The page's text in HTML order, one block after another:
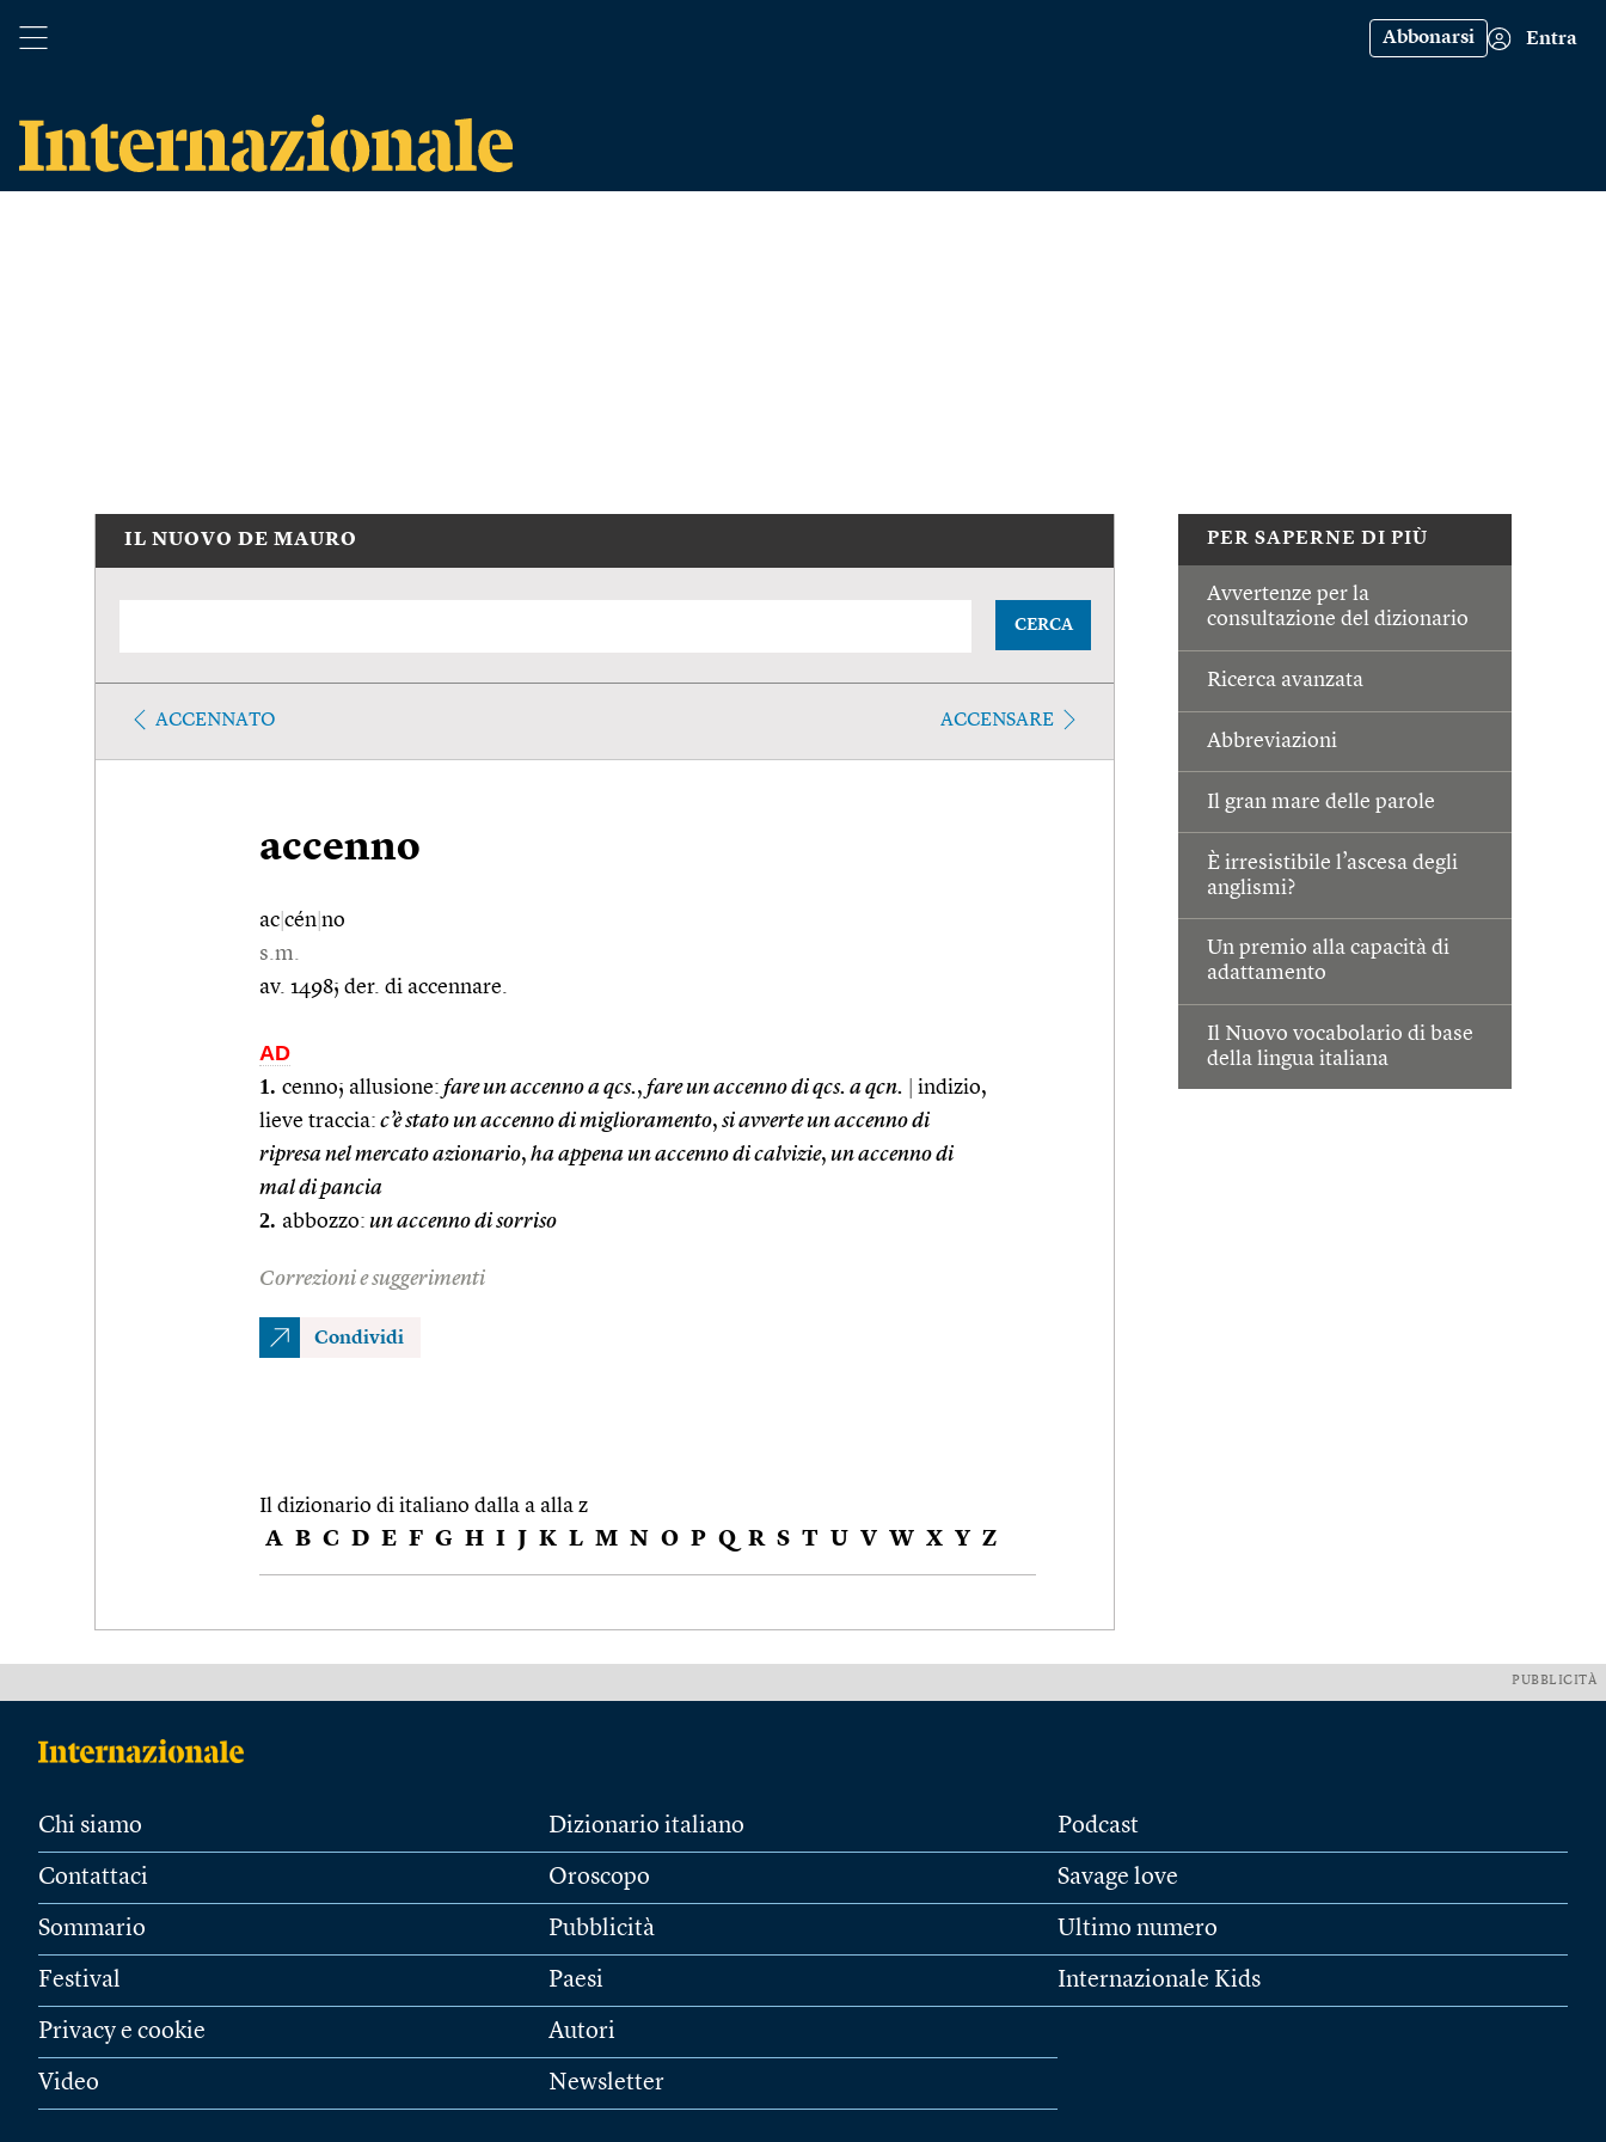
Abbonarsi Entra
PER SAPERNE DI PIÙ
Avvertenze per la
consultazione del dizionario
Ricerca avanzata
Abbreviazioni
Il gran mare delle parole
È irresistibile l’ascesa degli
anglismi?
Un premio alla capacità di
adattamento
Il Nuovo vocabolario di base
della lingua italiana
IL NUOVO DE MAURO
CERCA
ACCENNATO ACCENSARE
accenno
ac cén no
s.m.
av. 1498; der. di accennare.
AD
1. cenno; allusione: fare un accenno a qcs., fare un accenno di qcs. a qcn.
indizio,
lieve traccia: c’è stato un accenno di miglioramento, si avverte un accenno di
ripresa nel mercato azionario, ha appena un accenno di calvizie, un accenno di
mal di pancia
2. abbozzo: un accenno di sorriso
Correzioni e suggerimenti
Condividi
Il dizionario di italiano dalla a alla z
A B C D E F G H I J K L M N O P Q R S T U V W X Y Z
PUBBLICITÀ
Chi siamo
Contattaci
Sommario
Festival
Privacy e cookie
Video
Dizionario italiano
Oroscopo
Pubblicità
Paesi
Autori
Newsletter
Podcast
Savage love
Ultimo numero
Internazionale Kids